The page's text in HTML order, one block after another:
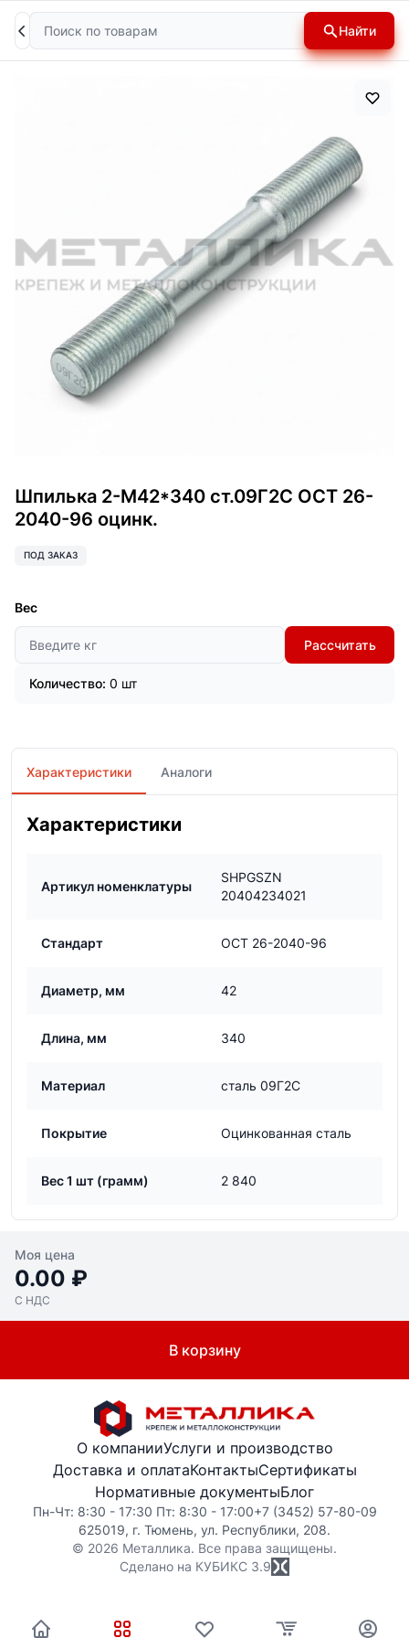
Поиск Найти
Шпилька 2-М42*340 ст.09Г2С ОСТ 26-
2040-96 оцинк.
ПОД ЗАКАЗ
Вес
Рассчитать
Количество: 0 шт
Характеристики Аналоги
Характеристики
Артикул номенклатуры
SHPGSZN
20404234021
Стандарт ОСТ 26-2040-96
Диаметр, мм 42
Длина, мм 340
Материал сталь 09Г2С
Покрытие Оцинкованная сталь
Вес 1 шт (грамм) 2 840
Моя цена
0.00 ₽
С НДС
В корзину
О компанииУслуги и производство
Доставка и оплатаКонтактыСертификаты
Нормативные документыБлог
Пн-Чт: 8:30 - 17:30 Пт: 8:30 - 17:00+7 (3452) 57-80-09
625019, г. Тюмень, ул. Республики, 208.
© 2026 Металлика. Все права защищены.
Сделано на КУБИКС 3.9